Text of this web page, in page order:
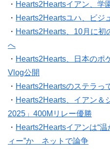
・ Hearts2Heartsイアン、学
・ Hearts2Heartsユハ、ビジ
・ Hearts2Hearts、10月に初
へ
・ Hearts2Hearts、日本のポ
Vlog公開
・ Hearts2Heartsのステラっ
・ Hearts2Hearts、イアン＆
2025」400Mリレー優勝
・ Hearts2Heartsイアンは“
ィー”か ネットで論争